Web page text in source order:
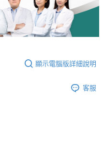
顯示電腦版詳細說明
客服